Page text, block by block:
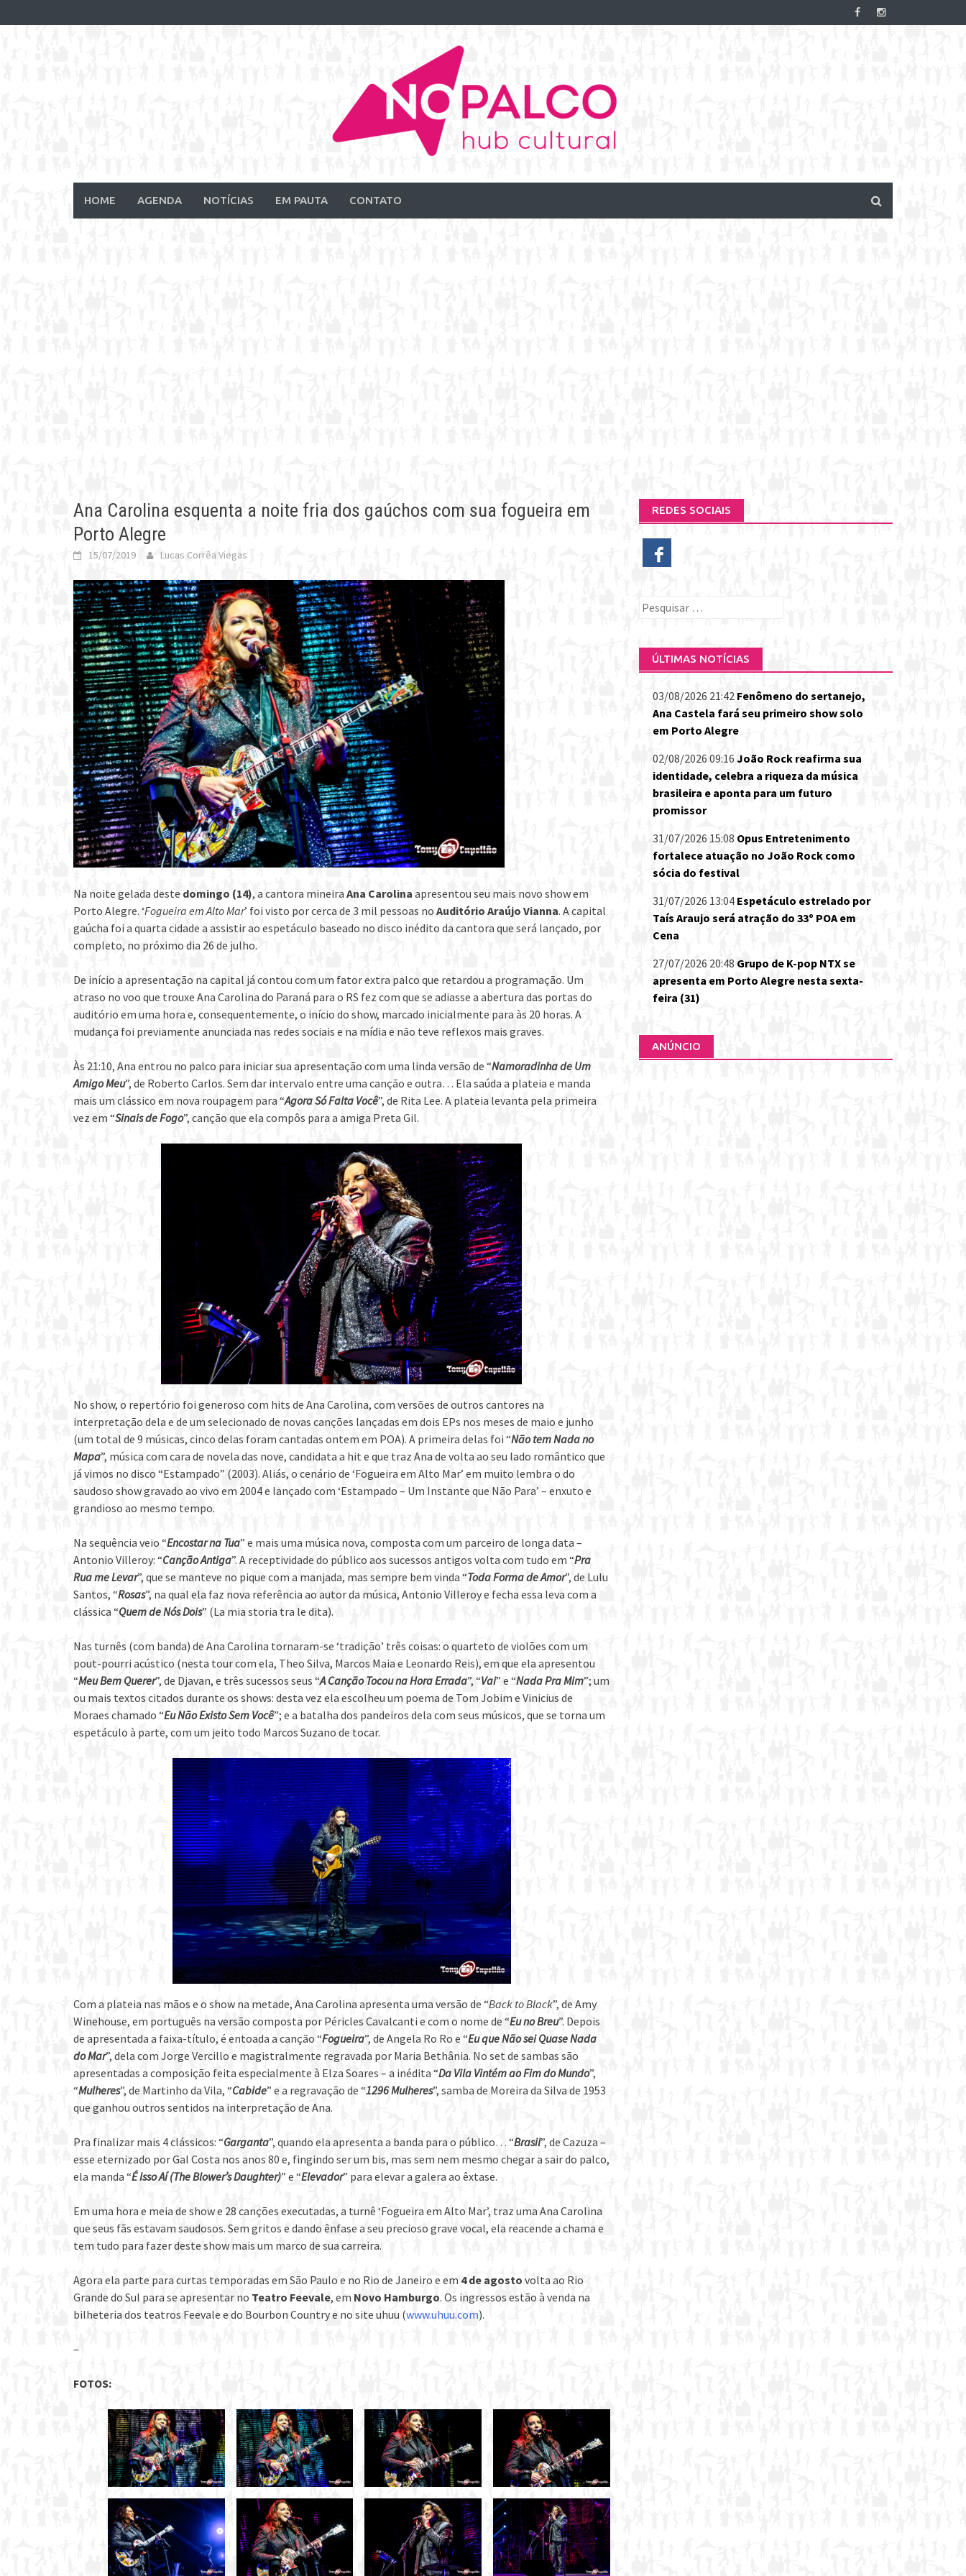
to
HOME AGENDA NOTÍCIAS EM PAUTA CONTATO
Ana Carolina esquenta a noite fria dos gaúchos com sua fogueira em
Porto Alegre
15/07/2019 Lucas Corrêa Viegas
Na noite gelada deste domingo (14), a cantora mineira Ana Carolina apresentou seu mais novo show em
Porto Alegre. ‘Fogueira em Alto Mar’ foi visto por cerca de 3 mil pessoas no Auditório Araújo Vianna. A capital
gaúcha foi a quarta cidade a assistir ao espetáculo baseado no disco inédito da cantora que será lançado, por
completo, no próximo dia 26 de julho.
De início a apresentação na capital já contou com um fator extra palco que retardou a programação. Um
atraso no voo que trouxe Ana Carolina do Paraná para o RS fez com que se adiasse a abertura das portas do
auditório em uma hora e, consequentemente, o início do show, marcado inicialmente para às 20 horas. A
mudança foi previamente anunciada nas redes sociais e na mídia e não teve reflexos mais graves.
Às 21:10, Ana entrou no palco para iniciar sua apresentação com uma linda versão de “Namoradinha de Um
Amigo Meu”, de Roberto Carlos. Sem dar intervalo entre uma canção e outra… Ela saúda a plateia e manda
mais um clássico em nova roupagem para “Agora Só Falta Você”, de Rita Lee. A plateia levanta pela primeira
vez em “Sinais de Fogo”, canção que ela compôs para a amiga Preta Gil.
No show, o repertório foi generoso com hits de Ana Carolina, com versões de outros cantores na
interpretação dela e de um selecionado de novas canções lançadas em dois EPs nos meses de maio e junho
(um total de 9 músicas, cinco delas foram cantadas ontem em POA). A primeira delas foi “Não tem Nada no
Mapa”, música com cara de novela das nove, candidata a hit e que traz Ana de volta ao seu lado romântico que
já vimos no disco “Estampado” (2003). Aliás, o cenário de ‘Fogueira em Alto Mar’ em muito lembra o do
saudoso show gravado ao vivo em 2004 e lançado com ‘Estampado – Um Instante que Não Para’ – enxuto e
grandioso ao mesmo tempo.
Na sequência veio “Encostar na Tua” e mais uma música nova, composta com um parceiro de longa data –
Antonio Villeroy: “Canção Antiga”. A receptividade do público aos sucessos antigos volta com tudo em “Pra
Rua me Levar”, que se manteve no pique com a manjada, mas sempre bem vinda “Toda Forma de Amor”, de Lulu
Santos, “Rosas”, na qual ela faz nova referência ao autor da música, Antonio Villeroy e fecha essa leva com a
clássica “Quem de Nós Dois” (La mia storia tra le dita).
Nas turnês (com banda) de Ana Carolina tornaram-se ‘tradição’ três coisas: o quarteto de violões com um
pout-pourri acústico (nesta tour com ela, Theo Silva, Marcos Maia e Leonardo Reis), em que ela apresentou
“Meu Bem Querer”, de Djavan, e três sucessos seus “A Canção Tocou na Hora Errada”, “Vai” e “Nada Pra Mim”; um
ou mais textos citados durante os shows: desta vez ela escolheu um poema de Tom Jobim e Vinicius de
Moraes chamado “Eu Não Existo Sem Você”; e a batalha dos pandeiros dela com seus músicos, que se torna um
espetáculo à parte, com um jeito todo Marcos Suzano de tocar.
Com a plateia nas mãos e o show na metade, Ana Carolina apresenta uma versão de “Back to Black”, de Amy
Winehouse, em português na versão composta por Péricles Cavalcanti e com o nome de “Eu no Breu”. Depois
de apresentada a faixa-título, é entoada a canção “Fogueira”, de Angela Ro Ro e “Eu que Não sei Quase Nada
do Mar”, dela com Jorge Vercillo e magistralmente regravada por Maria Bethânia. No set de sambas são
apresentadas a composição feita especialmente à Elza Soares – a inédita “Da Vila Vintém ao Fim do Mundo”,
“Mulheres”, de Martinho da Vila, “Cabide” e a regravação de “1296 Mulheres”, samba de Moreira da Silva de 1953
que ganhou outros sentidos na interpretação de Ana.
Pra finalizar mais 4 clássicos: “Garganta”, quando ela apresenta a banda para o público… “Brasil”, de Cazuza –
esse eternizado por Gal Costa nos anos 80 e, fingindo ser um bis, mas sem nem mesmo chegar a sair do palco,
ela manda “É Isso Aí (The Blower’s Daughter)” e “Elevador” para elevar a galera ao êxtase.
Em uma hora e meia de show e 28 canções executadas, a turnê ‘Fogueira em Alto Mar’, traz uma Ana Carolina
que seus fãs estavam saudosos. Sem gritos e dando ênfase a seu precioso grave vocal, ela reacende a chama e
tem tudo para fazer deste show mais um marco de sua carreira.
Agora ela parte para curtas temporadas em São Paulo e no Rio de Janeiro e em 4 de agosto volta ao Rio
Grande do Sul para se apresentar no Teatro Feevale, em Novo Hamburgo. Os ingressos estão à venda na
bilheteria dos teatros Feevale e do Bourbon Country e no site uhuu (www.uhuu.com).
–
FOTOS:
REDES SOCIAIS
Pesquisar
ÚLTIMAS NOTÍCIAS
03/08/2026 21:42 Fenômeno do sertanejo,
Ana Castela fará seu primeiro show solo
em Porto Alegre
02/08/2026 09:16 João Rock reafirma sua
identidade, celebra a riqueza da música
brasileira e aponta para um futuro
promissor
31/07/2026 15:08 Opus Entretenimento
fortalece atuação no João Rock como
sócia do festival
31/07/2026 13:04 Espetáculo estrelado por
Taís Araujo será atração do 33º POA em
Cena
27/07/2026 20:48 Grupo de K-pop NTX se
apresenta em Porto Alegre nesta sexta-
feira (31)
ANÚNCIO